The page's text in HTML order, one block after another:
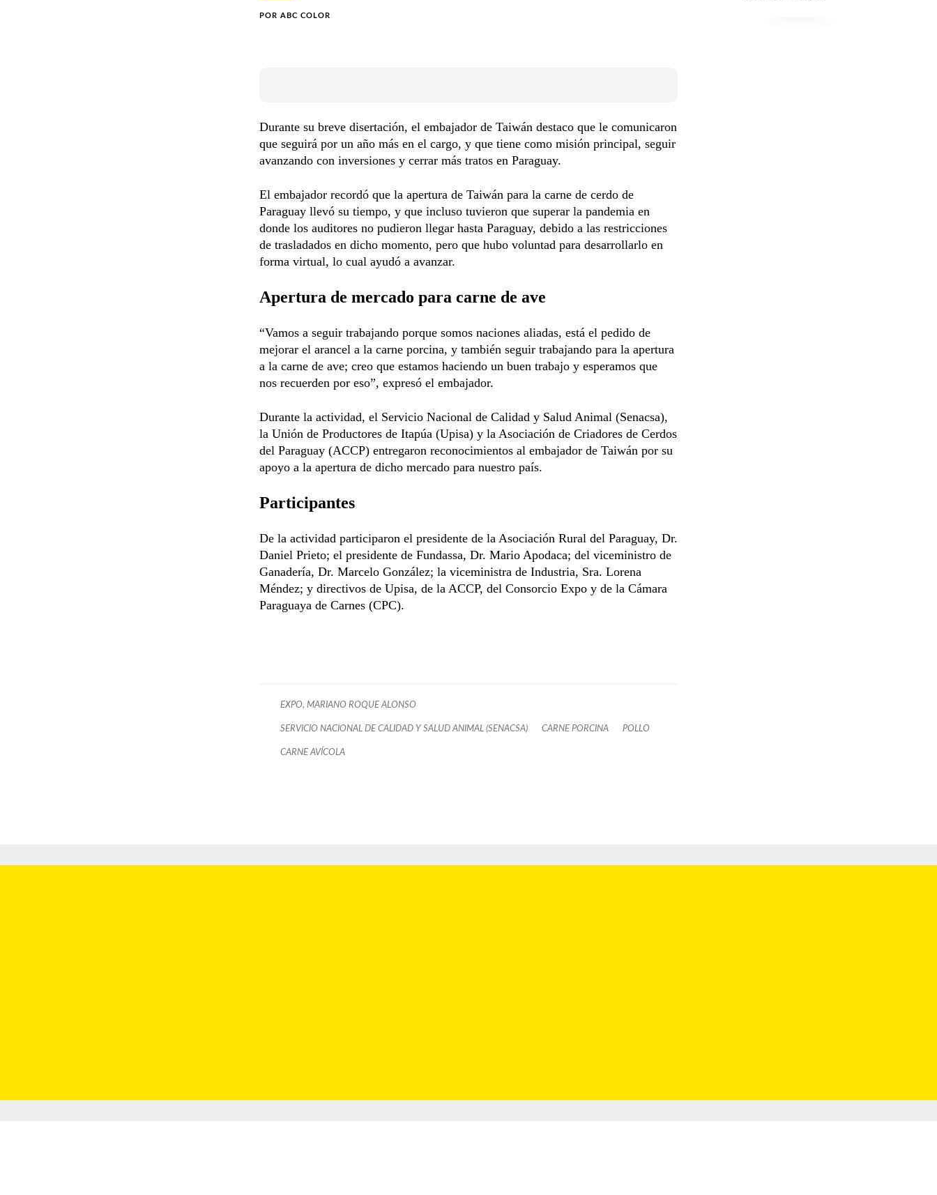
POR ABC COLOR
Durante su breve disertación, el embajador de Taiwán destaco que le comunicaron
que seguirá por un año más en el cargo, y que tiene como misión principal, seguir
avanzando con inversiones y cerrar más tratos en Paraguay.
El embajador recordó que la apertura de Taiwán para la carne de cerdo de
Paraguay llevó su tiempo, y que incluso tuvieron que superar la pandemia en
donde los auditores no pudieron llegar hasta Paraguay, debido a las restricciones
de trasladados en dicho momento, pero que hubo voluntad para desarrollarlo en
forma virtual, lo cual ayudó a avanzar.
Apertura de mercado para carne de ave
“Vamos a seguir trabajando porque somos naciones aliadas, está el pedido de
mejorar el arancel a la carne porcina, y también seguir trabajando para la apertura
a la carne de ave; creo que estamos haciendo un buen trabajo y esperamos que
nos recuerden por eso”, expresó el embajador.
Durante la actividad, el Servicio Nacional de Calidad y Salud Animal (Senacsa),
la Unión de Productores de Itapúa (Upisa) y la Asociación de Criadores de Cerdos
del Paraguay (ACCP) entregaron reconocimientos al embajador de Taiwán por su
apoyo a la apertura de dicho mercado para nuestro país.
Participantes
De la actividad participaron el presidente de la Asociación Rural del Paraguay, Dr.
Daniel Prieto; el presidente de Fundassa, Dr. Mario Apodaca; del viceministro de
Ganadería, Dr. Marcelo González; la viceministra de Industria, Sra. Lorena
Méndez; y directivos de Upisa, de la ACCP, del Consorcio Expo y de la Cámara
Paraguaya de Carnes (CPC).
EXPO, MARIANO ROQUE ALONSO
SERVICIO NACIONAL DE CALIDAD Y SALUD ANIMAL (SENACSA) CARNE PORCINA POLLO
CARNE AVÍCOLA